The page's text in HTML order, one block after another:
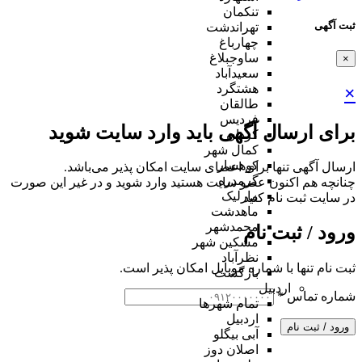
ثبت آگهی
×
×
برای ارسال آگهی باید وارد سایت شوید
ارسال آگهی تنها برای اعضای سایت امکان پذیر می‌باشد.
چنانچه هم‌ اکنون عضو سایت هستید وارد شوید و در غیر این صورت
در سایت ثبت نام کنید
ورود / ثبت نام
ثبت نام تنها با شماره موبایل امکان پذیر است.
شماره تماس*
ورود / ثبت نام
تنکمان
تهراندشت
چهارباغ
ساوجبلاغ
سعیدآباد
هشتگرد
طالقان
فردیس
کردان
کمال شهر
کوهسار
گرمدره
مارلیک
ماهدشت
محمدشهر
مشکین شهر
نظرآباد
بازگشت
اردبیل
تمام شهر‌ها
اردبیل
آبی بیگلو
اصلان دوز